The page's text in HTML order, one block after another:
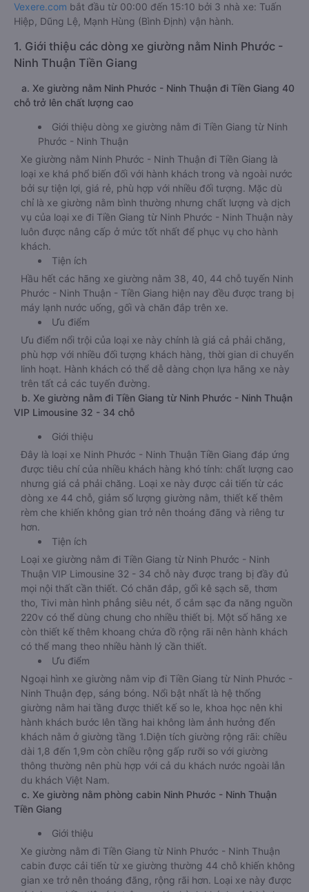
Vexere.com bắt đầu từ 00:00 đến 15:10 bởi 3 nhà xe: Tuấn
Hiệp, Dũng Lệ, Mạnh Hùng (Bình Định) vận hành.
1. Giới thiệu các dòng xe giường nằm Ninh Phước -
Ninh Thuận Tiền Giang
a. Xe giường nằm Ninh Phước - Ninh Thuận đi Tiền Giang 40
chỗ trở lên chất lượng cao
Giới thiệu dòng xe giường nằm đi Tiền Giang từ Ninh
Phước - Ninh Thuận
Xe giường nằm Ninh Phước - Ninh Thuận đi Tiền Giang là
loại xe khá phổ biến đối với hành khách trong và ngoài nước
bởi sự tiện lợi, giá rẻ, phù hợp với nhiều đối tượng. Mặc dù
chỉ là xe giường nằm bình thường nhưng chất lượng và dịch
vụ của loại xe đi Tiền Giang từ Ninh Phước - Ninh Thuận này
luôn được nâng cấp ở mức tốt nhất để phục vụ cho hành
khách.
Tiện ích
Hầu hết các hãng xe giường nằm 38, 40, 44 chỗ tuyến Ninh
Phước - Ninh Thuận - Tiền Giang hiện nay đều được trang bị
máy lạnh nước uống, gối và chăn đắp trên xe.
Ưu điểm
Ưu điểm nổi trội của loại xe này chính là giá cả phải chăng,
phù hợp với nhiều đối tượng khách hàng, thời gian di chuyển
linh hoạt. Hành khách có thể dễ dàng chọn lựa hãng xe này
trên tất cả các tuyến đường.
b. Xe giường nằm đi Tiền Giang từ Ninh Phước - Ninh Thuận
VIP Limousine 32 - 34 chỗ
Giới thiệu
Đây là loại xe Ninh Phước - Ninh Thuận Tiền Giang đáp ứng
được tiêu chí của nhiều khách hàng khó tính: chất lượng cao
nhưng giá cả phải chăng. Loại xe này được cải tiến từ các
dòng xe 44 chỗ, giảm số lượng giường nằm, thiết kế thêm
rèm che khiến không gian trở nên thoáng đãng và riêng tư
hơn.
Tiện ích
Loại xe giường nằm đi Tiền Giang từ Ninh Phước - Ninh
Thuận VIP Limousine 32 - 34 chỗ này được trang bị đầy đủ
mọi nội thất cần thiết. Có chăn đắp, gối kê sạch sẽ, thơm
tho, Tivi màn hình phẳng siêu nét, ổ cắm sạc đa năng nguồn
220v có thể dùng chung cho nhiều thiết bị. Một số hãng xe
còn thiết kế thêm khoang chứa đồ rộng rãi nên hành khách
có thể mang theo nhiều hành lý cần thiết.
Ưu điểm
Ngoại hình xe giường nằm vip đi Tiền Giang từ Ninh Phước -
Ninh Thuận đẹp, sáng bóng. Nổi bật nhất là hệ thống
giường nằm hai tầng được thiết kế so le, khoa học nên khi
hành khách bước lên tầng hai không làm ảnh hưởng đến
khách nằm ở giường tầng 1.Diện tích giường rộng rãi: chiều
dài 1,8 đến 1,9m còn chiều rộng gấp rưỡi so với giường
thông thường nên phù hợp với cả du khách nước ngoài lẫn
du khách Việt Nam.
c. Xe giường nằm phòng cabin Ninh Phước - Ninh Thuận
Tiền Giang
Giới thiệu
Xe giường nằm đi Tiền Giang từ Ninh Phước - Ninh Thuận
cabin được cải tiến từ xe giường thường 44 chỗ khiến không
gian xe trở nên thoáng đãng, rộng rãi hơn. Loại xe này được